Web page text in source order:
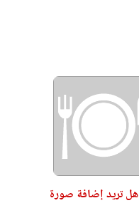
هل تريد إضافة صورة